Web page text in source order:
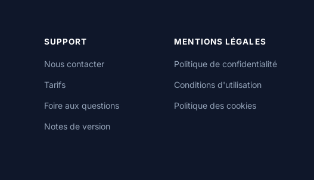
SUPPORT
Nous contacter
Tarifs
Foire aux questions
Notes de version
MENTIONS LÉGALES
Politique de confidentialité
Conditions d'utilisation
Politique des cookies